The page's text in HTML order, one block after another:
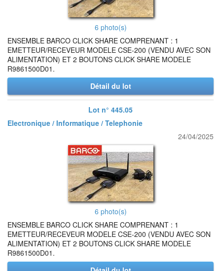
6 photo(s)
ENSEMBLE BARCO CLICK SHARE COMPRENANT : 1
EMETTEUR/RECEVEUR MODELE CSE-200 (VENDU AVEC SON
ALIMENTATION) ET 2 BOUTONS CLICK SHARE MODELE
R9861500D01.
Détail du lot
Lot n° 445.05
Electronique / Informatique / Telephonie
24/04/2025
6 photo(s)
ENSEMBLE BARCO CLICK SHARE COMPRENANT : 1
EMETTEUR/RECEVEUR MODELE CSE-200 (VENDU AVEC SON
ALIMENTATION) ET 2 BOUTONS CLICK SHARE MODELE
R9861500D01.